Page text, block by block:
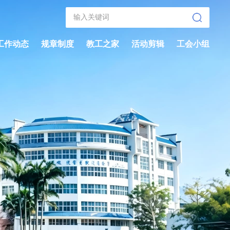
作动态 规章制度 教工之家 活动剪辑 工会小组